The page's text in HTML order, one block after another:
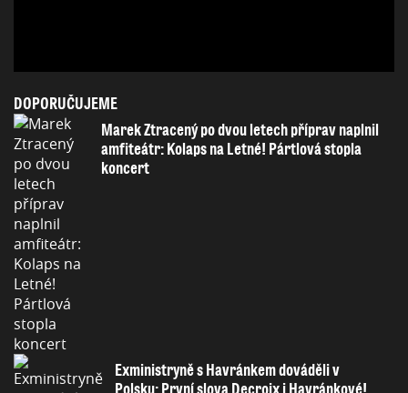
DOPORUČUJEME
Marek Ztracený po dvou letech příprav naplnil
amfiteátr: Kolaps na Letné! Pártlová stopla
koncert
Exministryně s Havránkem dováděli v